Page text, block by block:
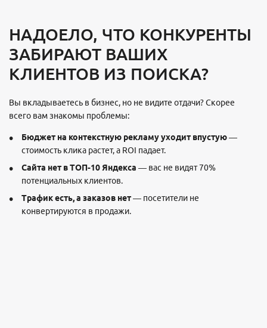
НАДОЕЛО, ЧТО КОНКУРЕНТЫ
ЗАБИРАЮТ ВАШИХ
КЛИЕНТОВ ИЗ ПОИСКА?
Вы вкладываетесь в бизнес, но не видите отдачи? Скорее
всего вам знакомы проблемы:
Бюджет на контекстную рекламу уходит впустую—
стоимость клика растет, а ROI падает.
Сайта нет в ТОП-10 Яндекса — вас не видят 70%
потенциальных клиентов.
Трафик есть, а заказов нет— посетители не
конвертируются в продажи.